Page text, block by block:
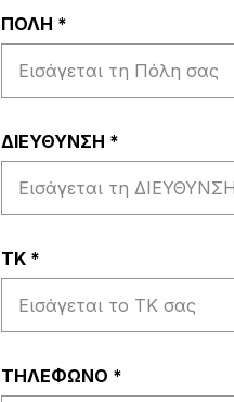
ΠΟΛΗ *
ΔΙΕΥΘΥΝΣΗ *
ΤΚ *
ΤΗΛΕΦΩΝΟ *